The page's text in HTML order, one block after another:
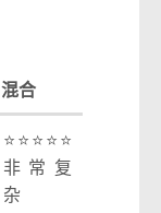
混合
⭐⭐⭐⭐⭐
非常复
杂